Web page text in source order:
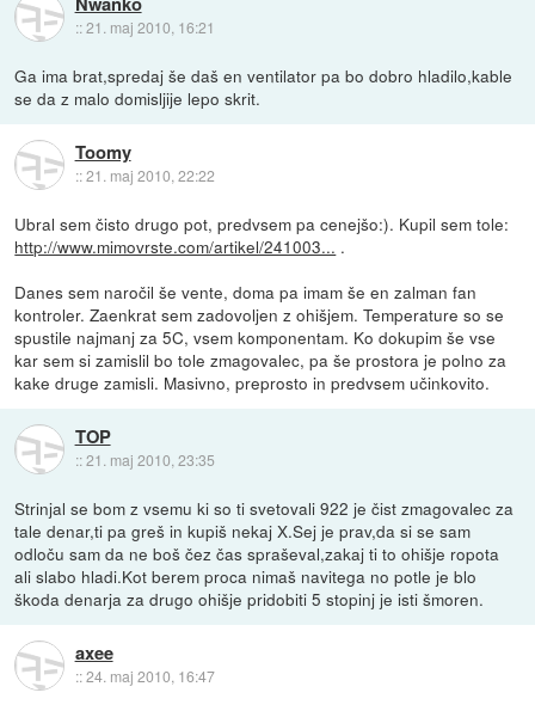
::21. maj 2010, 16:21
Ga ima brat,spredaj še daš en ventilator pa bo dobro hladilo,kable
se da z malo domisljije lepo skrit.
Toomy
::21. maj 2010, 22:22
Ubral sem čisto drugo pot, predvsem pa cenejšo:). Kupil sem tole:
http://www.mimovrste.com/artikel/241003... .
Danes sem naročil še vente, doma pa imam še en zalman fan
kontroler. Zaenkrat sem zadovoljen z ohišjem. Temperature so se
spustile najmanj za 5C, vsem komponentam. Ko dokupim še vse
kar sem si zamislil bo tole zmagovalec, pa še prostora je polno za
kake druge zamisli. Masivno, preprosto in predvsem učinkovito.
TOP
::21. maj 2010, 23:35
Strinjal se bom z vsemu ki so ti svetovali 922 je čist zmagovalec za
tale denar,ti pa greš in kupiš nekaj X.Sej je prav,da si se sam
odloču sam da ne boš čez čas spraševal,zakaj ti to ohišje ropota
ali slabo hladi.Kot berem proca nimaš navitega no potle je blo
škoda denarja za drugo ohišje pridobiti 5 stopinj je isti šmoren.
axee
::24. maj 2010, 16:47